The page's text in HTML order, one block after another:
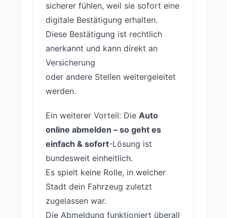
sicherer fühlen, weil sie sofort eine
digitale Bestätigung erhalten.
Diese Bestätigung ist rechtlich
anerkannt und kann direkt an
Versicherung
oder andere Stellen weitergeleitet
werden.
Ein weiterer Vorteil: Die Auto
online abmelden – so geht es
einfach & sofort-Lösung ist
bundesweit einheitlich.
Es spielt keine Rolle, in welcher
Stadt dein Fahrzeug zuletzt
zugelassen war.
Die Abmeldung funktioniert überall